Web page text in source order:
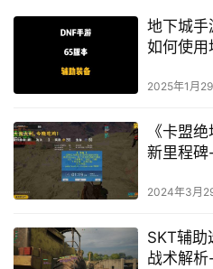
地下城
如何使用
2025年1月29
《卡盟
新里程碑
2024年3月
SKT辅助
战术解析